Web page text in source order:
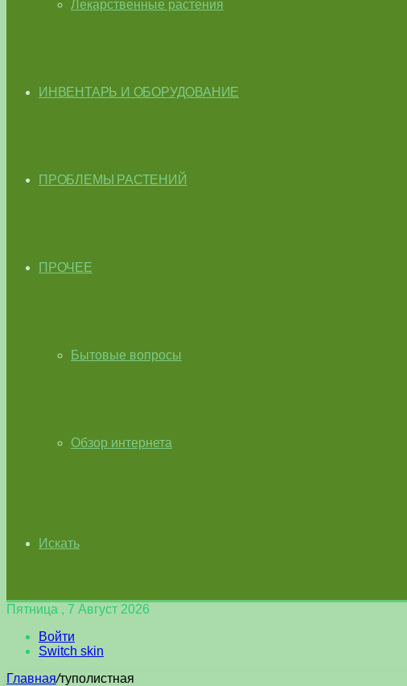
Лекарственные растения
ИНВЕНТАРЬ И ОБОРУДОВАНИЕ
ПРОБЛЕМЫ РАСТЕНИЙ
ПРОЧЕЕ
Бытовые вопросы
Обзор интернета
Искать
Пятница , 7 Август 2026
Войти
Switch skin
Главная/туполистная